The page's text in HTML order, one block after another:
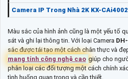
Camera IP Trong Nhà 2K KX-
Màu sắc của hình ảnh cũng là một yếu tố
sát và ghi lại thông tin. Với loại Camera
sắc được tái tạo một cách chân thực và
mang tính công nghệ cao giúp cho
phân loại các đối tượng một cách chính
tình huống quan trọng và cần thiết.